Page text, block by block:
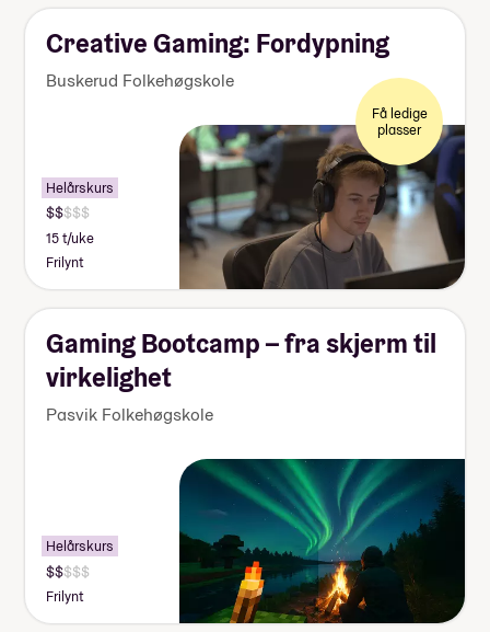
Creative Gaming: Fordypning
Buskerud Folkehøgskole
Få ledige
plasser
Helårskurs
15 t/uke
Frilynt
Gaming Bootcamp – fra skjerm til
virkelighet
Pasvik Folkehøgskole
Helårskurs
Frilynt